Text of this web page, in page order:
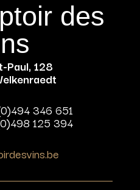
des
Paul, 128
346 651
125 394